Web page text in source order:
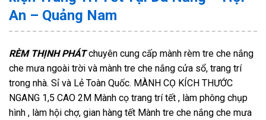
An – Quảng Nam
RÈM THỊNH PHÁTchuyên cung cấp mành rèm tre che nắng
che mưa ngoài trời và mành tre che nắng cửa sổ, trang trí
trong nhà. Sỉ và Lẻ Toàn Quốc. MÀNH CỌ KÍCH THƯỚC
NGANG 1,5 CAO 2M Mành cọ trang trí tết , làm phông chụp
hình , làm hội chợ, gian hàng tết Mành tre che nắng che mưa